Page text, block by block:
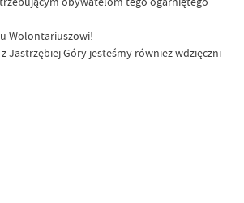
Wolontariuszowi!
Jastrzębiej Góry jesteśmy również wdzięczni